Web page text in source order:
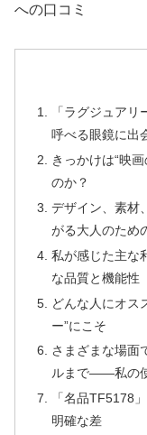
への口コミ
「ラグジュアリ
呼べる眼鏡に出
きっかけは“映
のか？
デザイン、素
がる大人のため
私が感じた主な
な品質と機能性
どんな人にオス
ー”にこそ
さまざまな場面
ルまで――私の
「名品TF5178
明確な差